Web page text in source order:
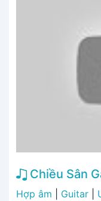
Chiều Sân
Hợp âm
Guitar